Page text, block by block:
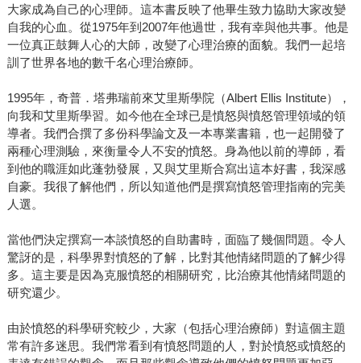
大家成為自己的心理師。這本書反映了他畢生致力協助大家改變
自我的心血。從1975年到2007年他過世，我有幸與他共事。他是
一位真正鼓舞人心的大師，改變了心理治療的面貌。我們一起培
訓了世界各地的數千名心理治療師。
1995年，奇普．塔弗瑞前來艾里斯學院（Albert Ellis Institute），
向我和艾里斯學習。如今他在全球已是憤怒與憤怒管理領域的領
導者。我們合撰了多份科學論文及一本專業書籍，也一起開發了
兩種心理測驗，來衡量令人不安的憤怒。身為他以前的導師，看
到他的職涯如此蓬勃發展，又與艾里斯合寫出這本好書，我深感
自豪。我很了解他們，所以知道他們是撰寫憤怒管理指南的完美
人選。
當他們決定撰寫一本談憤怒的自助書時，面臨了幾個問題。令人
驚訝的是，科學界對憤怒的了解，比對其他情緒問題的了解少得
多。這主要是因為克服憤怒的相關研究，比治療其他情緒問題的
研究還少。
由於憤怒的科學研究較少，大家（包括心理治療師）對這個主題
常有許多迷思。我們常看到有憤怒問題的人，對於憤怒或憤怒的